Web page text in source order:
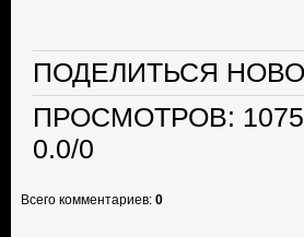
ПОДЕЛИТЬСЯ
ПРОСМОТРОВ:
0.0/0
Всего комментариев: 0